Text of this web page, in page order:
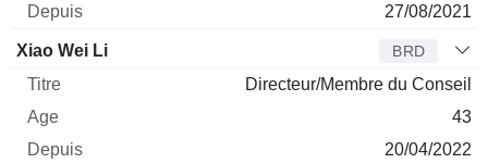
27/08/2021
Xiao Wei Li BRD
Directeur/Membre du Conseil
43
20/04/2022